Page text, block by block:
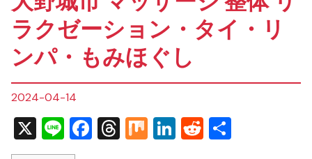
ラクゼーション・タイ・リ
ンパ・もみほぐし
2024-04-14
X LineFacebook
Threads
MixLinkedIn
Reddit